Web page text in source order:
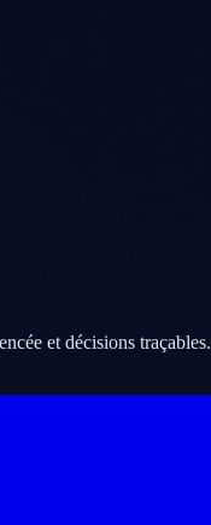
et décisions traçables.